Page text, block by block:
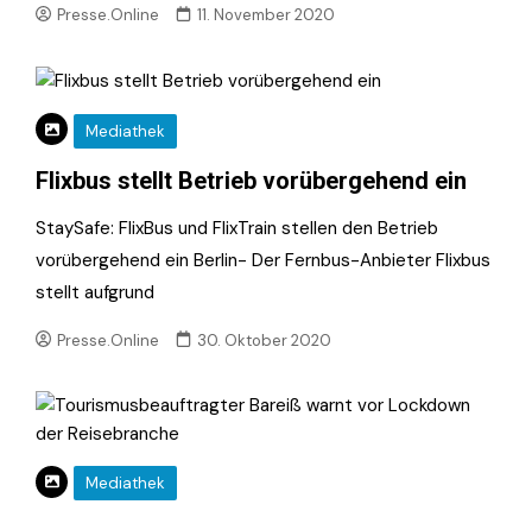
Presse.Online 11. November 2020
Mediathek
Flixbus stellt Betrieb vorübergehend ein
StaySafe: FlixBus und FlixTrain stellen den Betrieb
vorübergehend ein Berlin- Der Fernbus-Anbieter Flixbus
stellt aufgrund
Presse.Online 30. Oktober 2020
Mediathek